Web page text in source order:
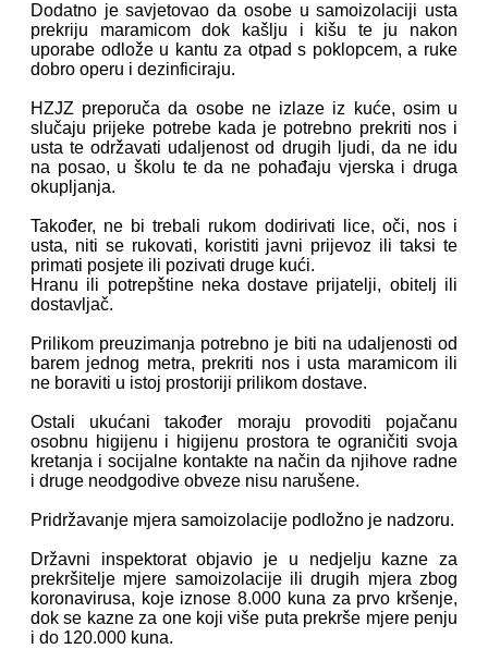
Dodatno je savjetovao da osobe u samoizolaciji usta
prekriju maramicom dok kašlju i kišu te ju nakon
uporabe odlože u kantu za otpad s poklopcem, a ruke
dobro operu i dezinficiraju.
HZJZ preporuča da osobe ne izlaze iz kuće, osim u
slučaju prijeke potrebe kada je potrebno prekriti nos i
usta te održavati udaljenost od drugih ljudi, da ne idu
na posao, u školu te da ne pohađaju vjerska i druga
okupljanja.
Također, ne bi trebali rukom dodirivati lice, oči, nos i
usta, niti se rukovati, koristiti javni prijevoz ili taksi te
primati posjete ili pozivati druge kući.
Hranu ili potrepštine neka dostave prijatelji, obitelj ili
dostavljač.
Prilikom preuzimanja potrebno je biti na udaljenosti od
barem jednog metra, prekriti nos i usta maramicom ili
ne boraviti u istoj prostoriji prilikom dostave.
Ostali ukućani također moraju provoditi pojačanu
osobnu higijenu i higijenu prostora te ograničiti svoja
kretanja i socijalne kontakte na način da njihove radne
i druge neodgodive obveze nisu narušene.
Pridržavanje mjera samoizolacije podložno je nadzoru.
Državni inspektorat objavio je u nedjelju kazne za
prekršitelje mjere samoizolacije ili drugih mjera zbog
koronavirusa, koje iznose 8.000 kuna za prvo kršenje,
dok se kazne za one koji više puta prekrše mjere penju
i do 120.000 kuna.